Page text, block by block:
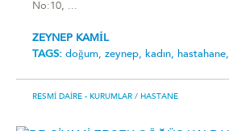
No:10, ...
ZEYNEP KAMİL
TAGS: doğum, zeynep, kadın, hastahane,
RESMI DAIRE - KURUMLAR / HASTANE